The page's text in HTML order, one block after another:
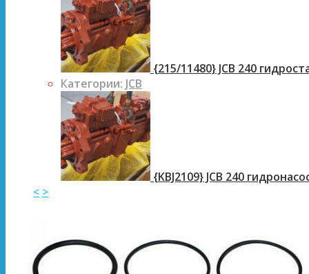
{215/11480} JCB 240
Категории: JCB
{KBJ2109} JCB 240
< >